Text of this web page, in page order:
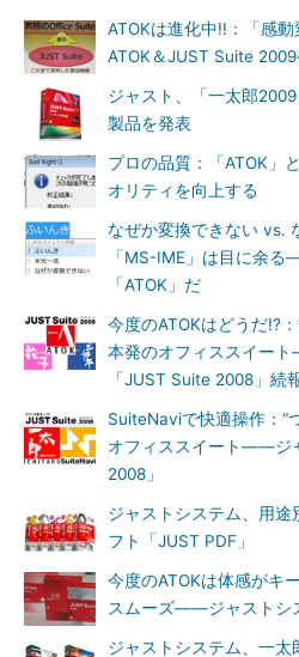
ATOKは進化中!!：「感動
ATOK＆JUST Suite
ジャスト、「一太郎
製品を発表
プロの品質：「ATOK」
オリティを向上する
なぜか変換できない vs.
「MS-IME」は目に余
「ATOK」だ
今度のATOKはどうだ!?
本発のオフィススイー
「JUST Suite 2008」続
SuiteNaviで快適操作：“
オフィススイート――ジ
2008」
ジャストシステム、用途
フト「JUST PDF」
今度のATOKは体感がキ
スムーズ――ジャストシ
ジャストシステム、一太